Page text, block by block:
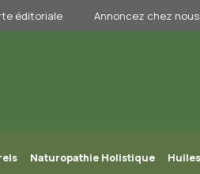
éditoriale Annoncez chez nous
Naturopathie Holistique